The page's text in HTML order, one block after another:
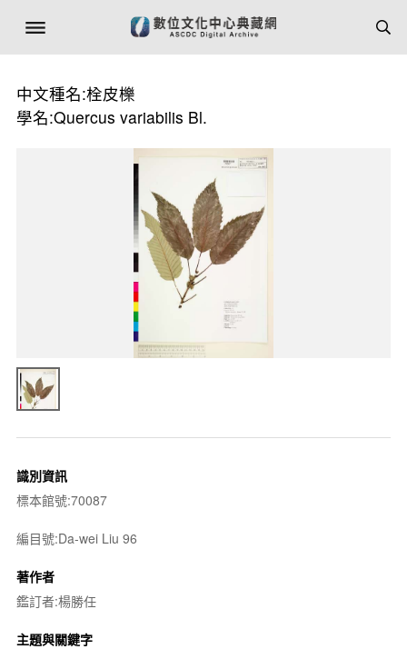
中文種名:栓皮櫟
學名:Quercus variabilis Bl.
識別資訊
標本館號:70087
編目號:Da-wei Liu 96
著作者
鑑訂者:楊勝任
主題與關鍵字